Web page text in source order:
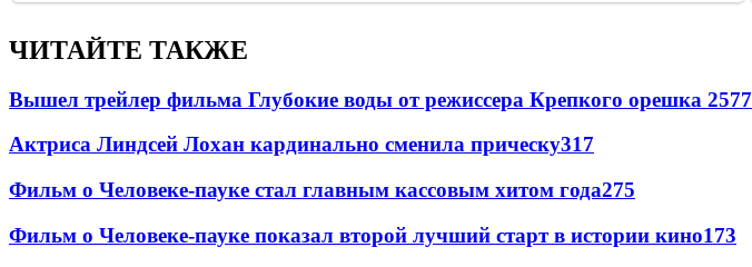
ЧИТАЙТЕ ТАКЖЕ
Вышел трейлер фильма Глубокие воды от режиссера Крепкого орешка 2577
Актриса Линдсей Лохан кардинально сменила прическу317
Фильм о Человеке-пауке стал главным кассовым хитом года275
Фильм о Человеке-пауке показал второй лучший старт в истории кино173